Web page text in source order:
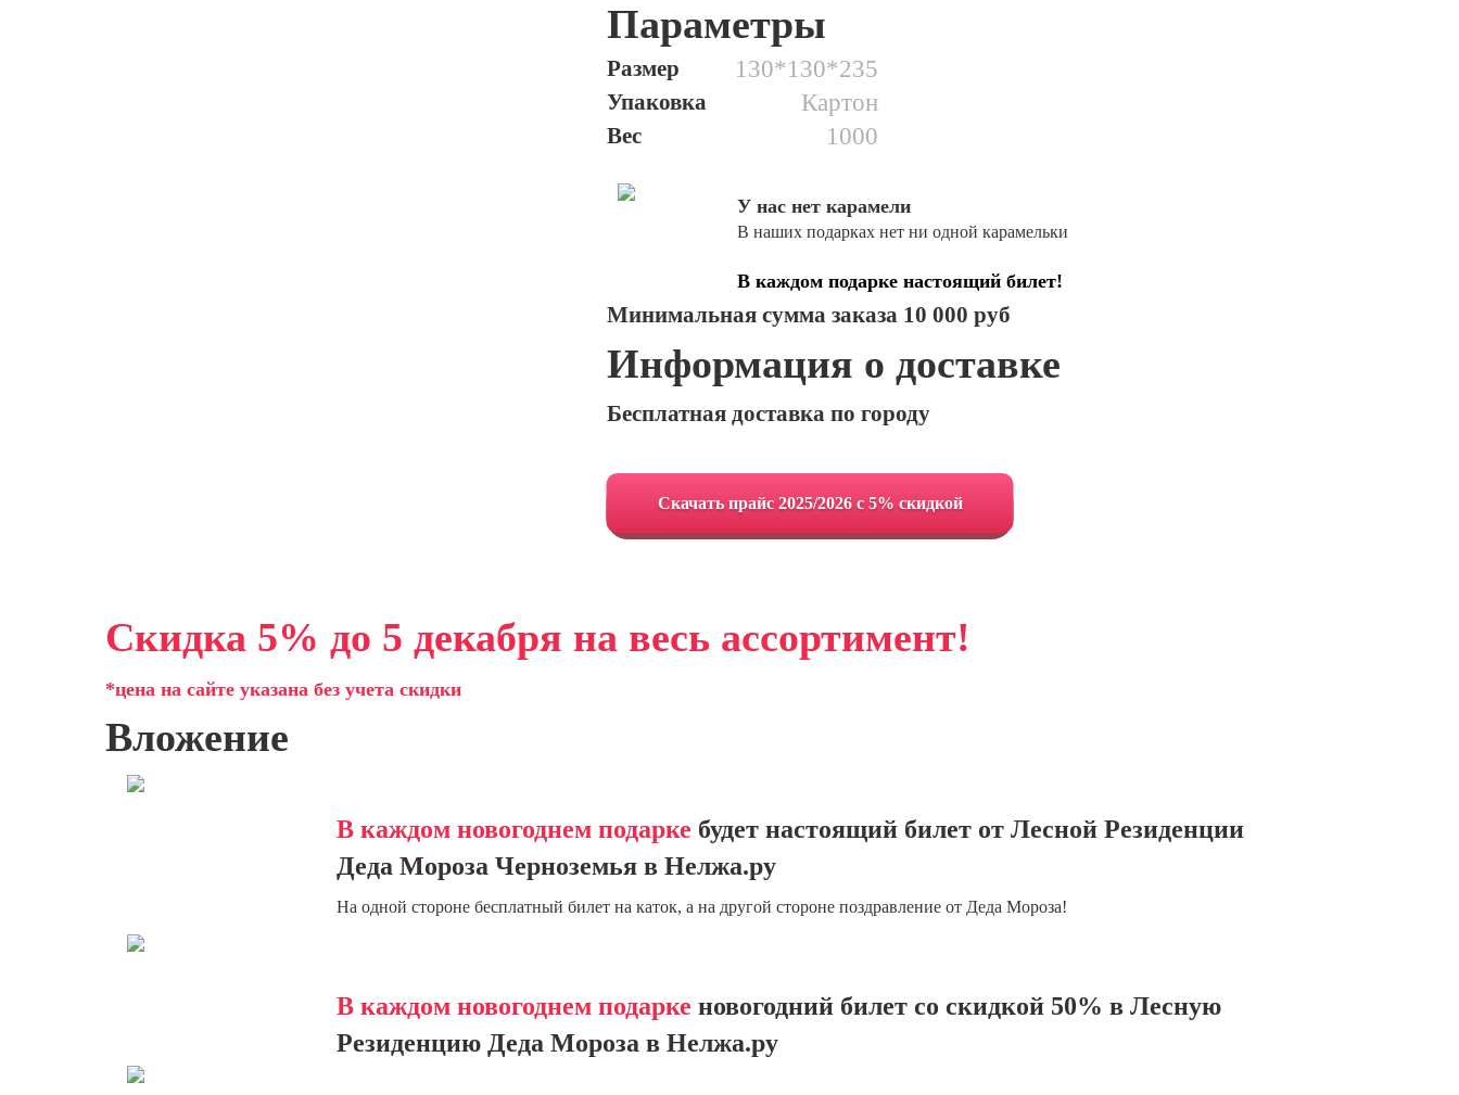
Параметры
Размер 130*130*235
Упаковка Картон
Вес 1000
У нас нет карамели
В наших подарках нет ни одной карамельки
В каждом подарке настоящий билет!
Минимальная сумма заказа 10 000 руб
Информация о доставке
Бесплатная доставка по городу
Cкачать прайс 2025/2026 с 5% скидкой
Скидка 5% до 5 декабря на весь ассортимент!
*цена на сайте указана без учета скидки
Вложение
В каждом новогоднем подарке будет настоящий билет от Лесной Резиденции
Деда Мороза Черноземья в Нелжа.ру
На одной стороне бесплатный билет на каток, а на другой стороне поздравление от Деда Мороза!
В каждом новогоднем подарке новогодний билет со скидкой 50% в Лесную
Резиденцию Деда Мороза в Нелжа.ру